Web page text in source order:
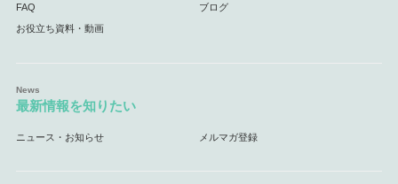
FAQ ブログ
お役立ち資料・動画
最新情報を知りたい
ニュース・お知らせ メルマガ登録